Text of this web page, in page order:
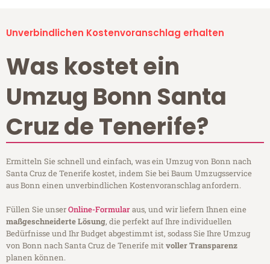
Unverbindlichen Kostenvoranschlag erhalten
Was kostet ein
Umzug Bonn Santa
Cruz de Tenerife?
Ermitteln Sie schnell und einfach, was ein Umzug von Bonn nach
Santa Cruz de Tenerife kostet, indem Sie bei Baum Umzugsservice
aus Bonn einen unverbindlichen Kostenvoranschlag anfordern.
Füllen Sie unserOnline-Formularaus, und wir liefern Ihnen eine
maßgeschneiderte Lösung, die perfekt auf Ihre individuellen
Bedürfnisse und Ihr Budget abgestimmt ist, sodass Sie Ihre Umzug
von Bonn nach Santa Cruz de Tenerife mitvoller Transparenz
planen können.